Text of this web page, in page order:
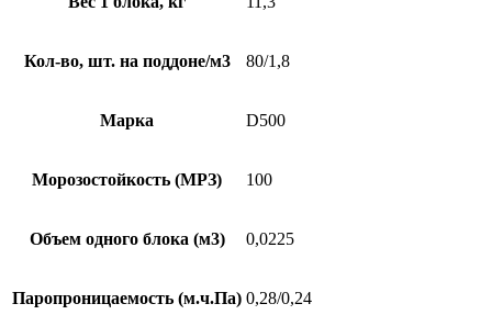
Кол-во, шт. на поддоне/м3 80/1,8
Марка D500
Морозостойкость (МРЗ) 100
Объем одного блока (м3) 0,0225
Паропроницаемость (м.ч.Па) 0,28/0,24